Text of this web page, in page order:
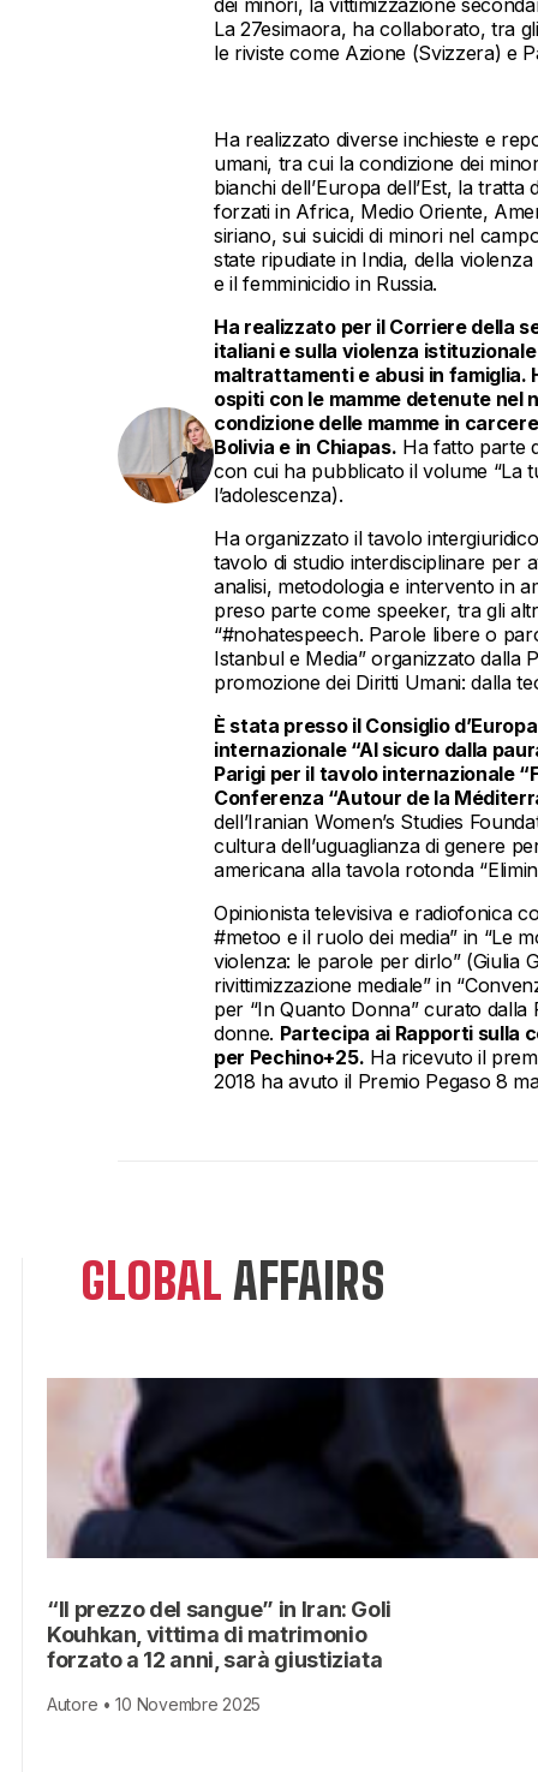
dei minori, la vittimizzazione
La 27esimaora, ha collaborato, tra
le riviste come Azione (Svizzera) e
Ha realizzato diverse inchieste e
umani, tra cui la condizione dei
bianchi dell’Europa dell’Est, la
forzati in Africa, Medio Oriente,
siriano, sui suicidi di minori nel
state ripudiate in India, della
e il femminicidio in Russia.
Ha realizzato per il Corriere della
italiani e sulla violenza
maltrattamenti e abusi in famiglia.
ospiti con le mamme detenute nel
condizione delle mamme in
Bolivia e in Chiapas. Ha fatto parte
con cui ha pubblicato il volume “La
l’adolescenza).
Ha organizzato il tavolo
tavolo di studio interdisciplinare per
analisi, metodologia e intervento in
preso parte come speeker, tra gli
“#nohatespeech. Parole libere o
Istanbul e Media” organizzato dalla
promozione dei Diritti Umani: dalla
È stata presso il Consiglio
internazionale “Al sicuro dalla
Parigi per il tavolo internazionale
Conferenza “Autour de la
dell’Iranian Women’s Studies
cultura dell’uguaglianza di genere
americana alla tavola rotonda
Opinionista televisiva e radiofonica
#metoo e il ruolo dei media” in “Le
violenza: le parole per dirlo” (Giulia
rivittimizzazione mediale” in
per “In Quanto Donna” curato
donne. Partecipa ai Rapporti sulla
per Pechino+25. Ha ricevuto il
2018 ha avuto il Premio Pegaso 8
GLOBAL AFFAIRS
“Il prezzo del sangue” in Iran: Goli
Kouhkan, vittima di matrimonio
forzato a 12 anni, sarà giustiziata
Autore • 10 Novembre 2025